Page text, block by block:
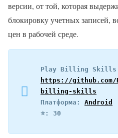
версии, от той, которая
блокировку учетных записей,
цен в рабочей среде.
https://github.com/
billing-skills
Платформа: Android
⭐️: 30